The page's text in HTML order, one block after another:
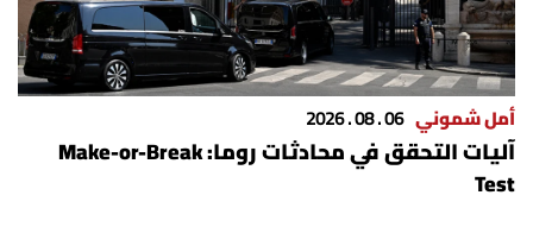
أمل شموني 06 . 08 . 2026
آليات التحقق في محادثات روما: Make-or-Break
Test